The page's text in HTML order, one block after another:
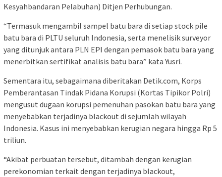
Kesyahbandaran Pelabuhan) Ditjen Perhubungan.
“Termasuk mengambil sampel batu bara di setiap stock pile
batu bara di PLTU seluruh Indonesia, serta menelisik surveyor
yang ditunjuk antara PLN EPI dengan pemasok batu bara yang
menerbitkan sertifikat analisis batu bara” kata Yusri.
Sementara itu, sebagaimana diberitakan Detik.com, Korps
Pemberantasan Tindak Pidana Korupsi (Kortas Tipikor Polri)
mengusut dugaan korupsi pemenuhan pasokan batu bara yang
menyebabkan terjadinya blackout di sejumlah wilayah
Indonesia. Kasus ini menyebabkan kerugian negara hingga Rp 5
triliun.
“Akibat perbuatan tersebut, ditambah dengan kerugian
perekonomian terkait dengan terjadinya blackout,